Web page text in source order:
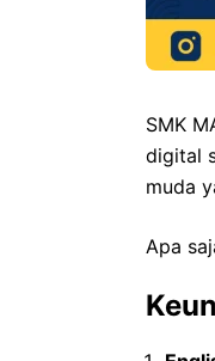
SMK
digital
muda
Apa